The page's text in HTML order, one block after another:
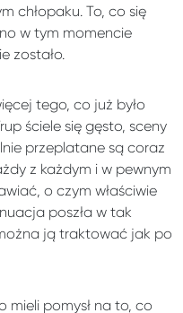
chłopaku. To, co się
w tym momencie
zostało.
tego, co już było
ściele się gęsto, sceny
przeplatane są coraz
z każdym i w pewnym
o czym właściwie
poszła w tak
ją traktować jak po
mieli pomysł na to, co